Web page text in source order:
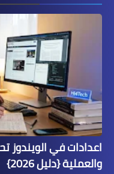
اعدادات في الويندوز
والعملية {دليل 2026}